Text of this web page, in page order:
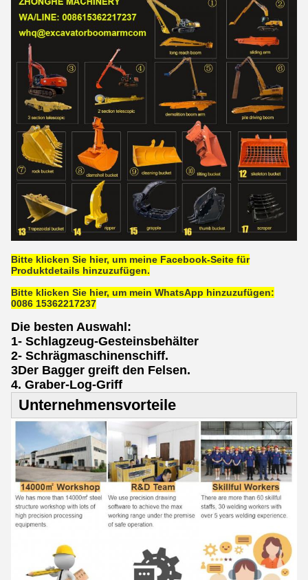
Bitte klicken Sie hier, um meine Facebook-Seite für
Produktdetails hinzuzufügen.
Bitte klicken Sie hier, um mein WhatsApp hinzuzufügen:
0086 15362217237
Die besten Auswahl:
1- Schlagzeug-Gesteinsbehälter
2- Schrägmaschinenschiff.
3Der Bagger greift den Felsen.
4. Graber-Log-Griff
Unternehmensvorteile